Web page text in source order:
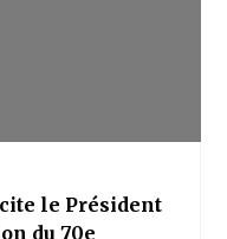
le Président
du 70e